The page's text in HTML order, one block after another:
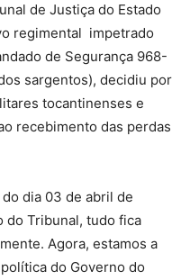
de Justiça do Estado
regimental impetrado
de Segurança 968-
sargentos), decidiu por
tocantinenses e
recebimento das perdas
dia 03 de abril de
do Tribunal, tudo fica
Agora, estamos a
do Governo do